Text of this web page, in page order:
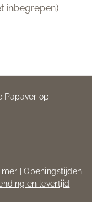
inbegrepen)
Papaver op
| Openingstijden
en levertijd